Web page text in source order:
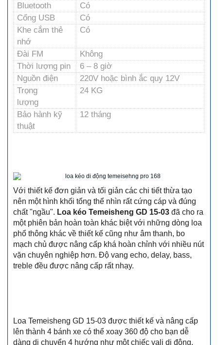
Bluetooth
Có
Cổng USB
Có
Khe cắm thẻ
nhớ
Có
Đài FM
Không
Thời lượng pin
6 – 8 giờ
Nguồn điện
220V hoặc bình ắc quy 12V
Trọng
lượng
24 KG
Bảo hành kỹ
thuật
12 tháng
Với thiết kế đơn giản và tối giản các chi tiết thừa tạo
nên một hình khối tổng thể nhìn rất cứng cáp và đúng
chất "ngầu". Loa kéo Temeisheng GD 15-03 đã cho ra
một phiên bản hoàn toàn khác biệt với những dòng loa
phổ thông khác về thiết kế cũng như âm thanh, bo
mạch chủ được nâng cấp khá hoàn chỉnh với nhiều nút
vặn chuyên nghiệp hơn. Độ vang echo, delay, bass,
treble đều được nâng cấp rất nhạy.
Loa Temeisheng GD 15-03 được thiết kế và nâng cấp
lên thành 4 bánh xe có thể xoay 360 độ cho bạn dễ
dàng di chuyển 4 hướng như một chiếc vali di động,